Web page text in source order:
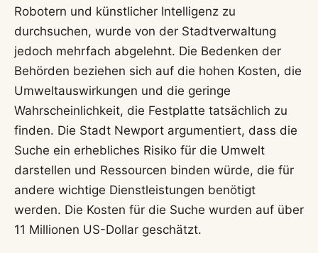
Robotern und künstlicher Intelligenz zu
durchsuchen, wurde von der Stadtverwaltung
jedoch mehrfach abgelehnt. Die Bedenken der
Behörden beziehen sich auf die hohen Kosten, die
Umweltauswirkungen und die geringe
Wahrscheinlichkeit, die Festplatte tatsächlich zu
finden. Die Stadt Newport argumentiert, dass die
Suche ein erhebliches Risiko für die Umwelt
darstellen und Ressourcen binden würde, die für
andere wichtige Dienstleistungen benötigt
werden. Die Kosten für die Suche wurden auf über
11 Millionen US-Dollar geschätzt.